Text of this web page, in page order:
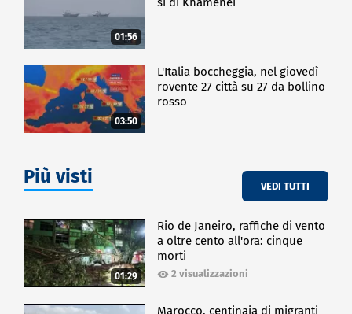
01:56
03:50
L'Italia boccheggia, nel giovedì
rovente 27 città su 27 da bollino
rosso
Più visti VEDI TUTTI
01:29
Rio de Janeiro, raffiche di vento
a oltre cento all'ora: cinque
morti
2 visualizzazioni
Marocco, centinaia di migranti